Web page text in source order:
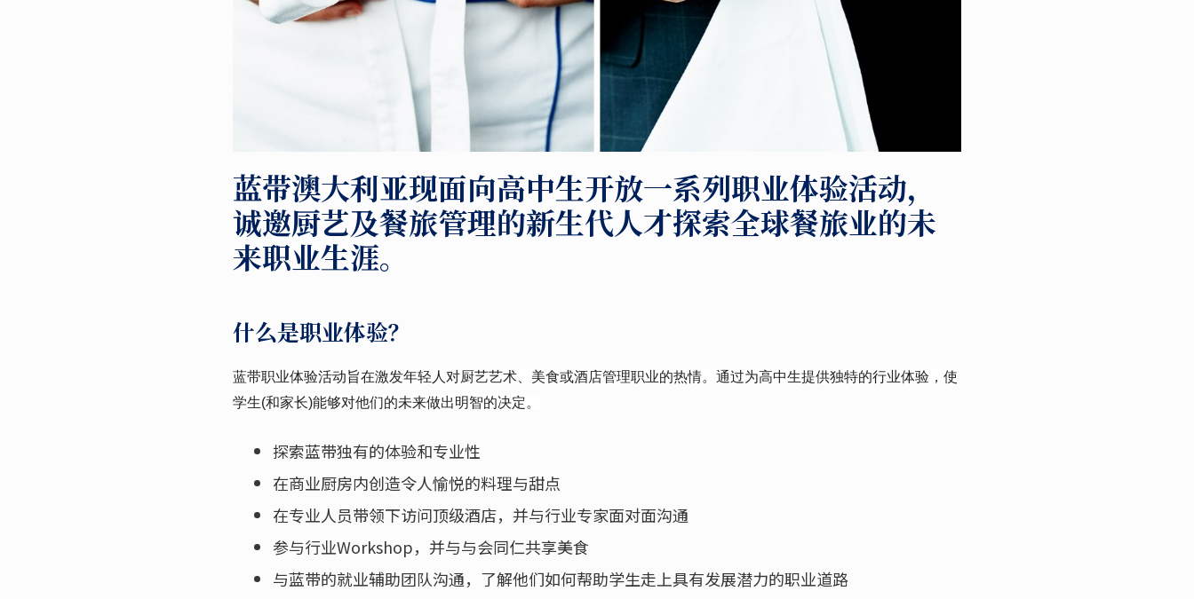
蓝带澳大利亚现面向高中生开放一系列职业体验活动，
诚邀厨艺及餐旅管理的新生代人才探索全球餐旅业的未
来职业生涯。
什么是职业体验？
蓝带职业体验活动旨在激发年轻人对厨艺艺术、美食或酒店管理职业的热情。通过为高中生提供独特的行业体验，使
学生(和家长)能够对他们的未来做出明智的决定。
探索蓝带独有的体验和专业性
在商业厨房内创造令人愉悦的料理与甜点
在专业人员带领下访问顶级酒店，并与行业专家面对面沟通
参与行业Workshop，并与与会同仁共享美食
与蓝带的就业辅助团队沟通，了解他们如何帮助学生走上具有发展潜力的职业道路